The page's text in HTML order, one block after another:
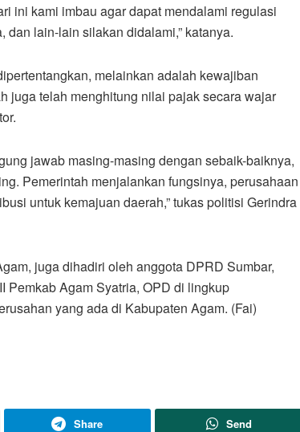
ini kami imbau agar dapat mendalami regulasi
lain-lain silakan didalami,” katanya.
melainkan adalah kewajiban
juga telah menghitung nilai pajak secara wajar
jawab masing-masing dengan sebaik-baiknya,
Pemerintah menjalankan fungsinya, perusahaan
untuk kemajuan daerah,” tukas politisi Gerindra
juga dihadiri oleh anggota DPRD Sumbar,
Pemkab Agam Syatria, OPD di lingkup
yang ada di Kabupaten Agam. (Fai)
Share Send